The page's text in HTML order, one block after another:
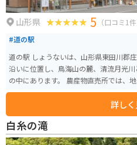
山形県 5 （口コミ1件
#道の駅
道の駅 しょうないは、山形県東田川郡
沿いに位置し、鳥海山の麓、清流月光
の中にあります。 農産物直売所では、地元で採れた新鮮な野菜や果物、山菜
などが販売されており、旬の味覚を楽
特産品である「麦切り」や「稲庭うど
ンでは、地元の食材を活かした料理を
ら食事を楽しむことができます。 バイクで訪れる場合、道の駅 しょうない
は、日本海沿岸を走る国道7号線や、鳥
詳し
白糸の滝